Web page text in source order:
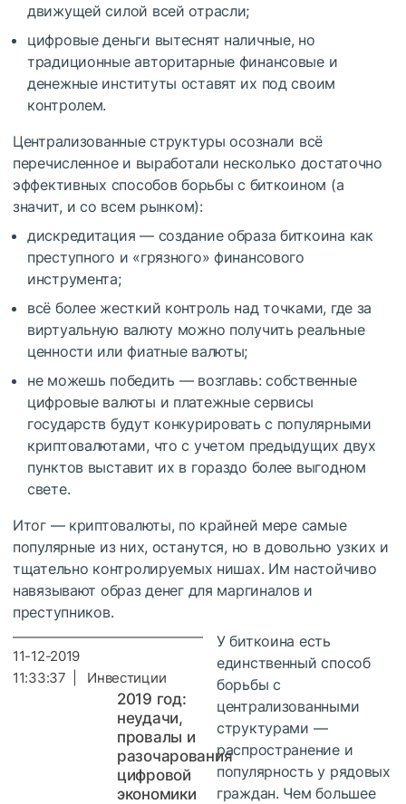
движущей силой всей отрасли;
цифровые деньги вытеснят наличные, но
традиционные авторитарные финансовые и
денежные институты оставят их под своим
контролем.
Централизованные структуры осознали всё
перечисленное и выработали несколько достаточно
эффективных способов борьбы с биткоином (а
значит, и со всем рынком):
дискредитация — создание образа биткоина как
преступного и «грязного» финансового
инструмента;
всё более жесткий контроль над точками, где за
виртуальную валюту можно получить реальные
ценности или фиатные валюты;
не можешь победить — возглавь: собственные
цифровые валюты и платежные сервисы
государств будут конкурировать с популярными
криптовалютами, что с учетом предыдущих двух
пунктов выставит их в гораздо более выгодном
свете.
Итог — криптовалюты, по крайней мере самые
популярные из них, останутся, но в довольно узких и
тщательно контролируемых нишах. Им настойчиво
навязывают образ денег для маргиналов и
преступников.
11-12-2019
11:33:37 | Инвестиции
2019 год:
неудачи,
провалы и
разочарования
цифровой
экономики
У биткоина есть
единственный способ
борьбы с
централизованными
структурами —
распространение и
популярность у рядовых
граждан. Чем большее